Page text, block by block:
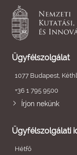
Ügyfélszolgálat
1077 Budapest,
+36 1 795 9500
Írjon nekünk
Ügyfélszolgálati
Hétfő